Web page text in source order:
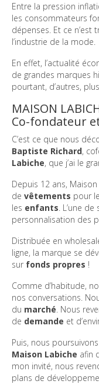
Entre la pression
les consommateurs
dépenses. Et ce n’est
l’industrie de la mode.
En effet, l’actualité
de grandes marques
pourtant, d’autres,
MAISON
Co-fondateur
C’est ce que nous
Baptiste Richard,
Labiche, que j’ai le
Depuis 12 ans,
de vêtements pour
les enfants . L’une
personnalisation des
Distribuée en
ligne, la marque se
sur fonds propres !
Comme d’habitude,
nos conversations.
du marché . Nous
de demande et
Puis, nous
Maison Labiche afin
mon invité, nous
plans de